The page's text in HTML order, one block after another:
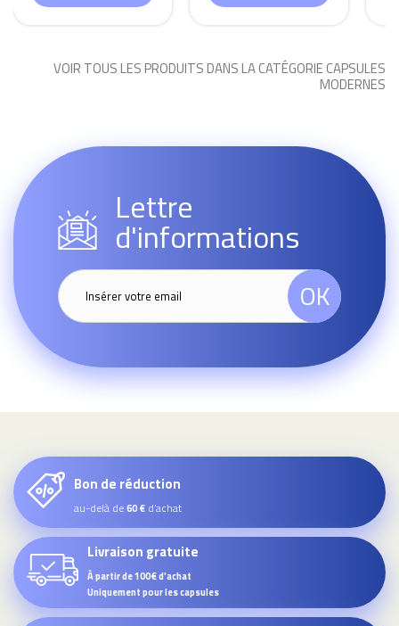
VOIR TOUS LES PRODUITS DANS LA CATÉGORIE CAPSULES
MODERNES
Lettre
d'informations
OK
Bon de réduction
au-delà de60 € d’achat
Livraison gratuite
À partir de 100€ d'achat
Uniquement pour les capsules